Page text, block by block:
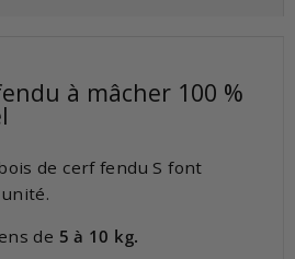
à mâcher 100 %
de cerf fendu S font
de 5 à 10 kg.